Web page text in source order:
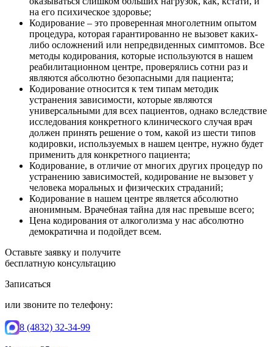
на его психическое здоровье;
Кодирование – это проверенная многолетним опытом
процедура, которая гарантированно не вызовет каких-
либо осложнений или непредвиденных симптомов. Все
методы кодирования, которые используются в нашем
реабилитационном центре, проверялись сотни раз и
являются абсолютно безопасными для пациента;
Кодирование относится к тем типам методик
устранения зависимости, которые являются
универсальными для всех пациентов, однако вследствие
исследования конкретного клинического случая врач
должен принять решение о том, какой из шести типов
кодировки, используемых в нашем центре, нужно будет
применить для конкретного пациента;
Кодирование, в отличие от многих других процедур по
устранению зависимостей, кодирование не вызовет у
человека моральных и физических страданий;
Кодирование в нашем центре является абсолютно
анонимным. Врачебная тайна для нас превыше всего;
Цена кодирования от алкоголизма у нас абсолютно
демократична и подойдет всем.
Оставьте заявку и получите
бесплатную консультацию
Записаться
или звоните по телефону:
8 (4832) 32-34-99